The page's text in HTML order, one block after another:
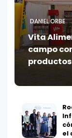
DANIEL ORBE
Vita
campo
el